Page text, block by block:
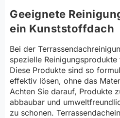
Geeignete
ein Kunststoffdach
Bei der
spezielle
Diese Produkte sind so
effektiv lösen, ohne das
Achten Sie darauf, Produkte
abbaubar und
zu schonen.